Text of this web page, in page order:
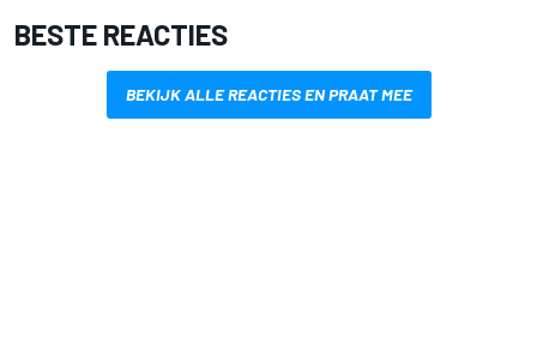
BESTE REACTIES
BEKIJK ALLE REACTIES EN PRAAT MEE